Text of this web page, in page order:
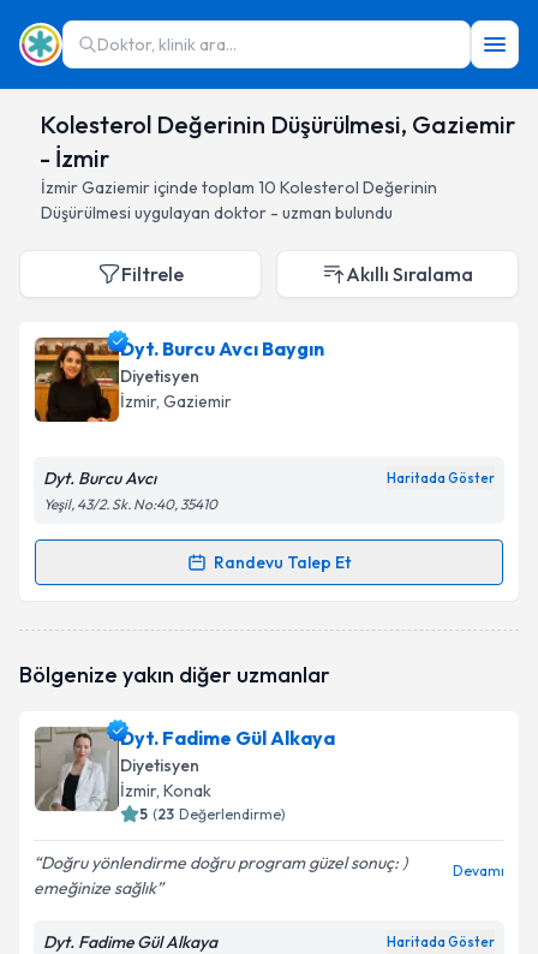
Doktor, klinik ara...
Kolesterol Değerinin Düşürülmesi, Gaziemir
- İzmir
İzmirGaziemiriçinde toplam 10 Kolesterol Değerinin
Düşürülmesi uygulayan doktor - uzman bulundu
Filtrele Akıllı Sıralama
Dyt. Burcu Avcı Baygın
Diyetisyen
İzmir, Gaziemir
Dyt. Burcu Avcı Haritada Göster
Yeşil, 43/2. Sk. No:40, 35410
Randevu Talep Et
Randevu Takvimi Talebi
oluşturun. Size bu uzmandan randevu almanız için bir
E-posta Adresiniz
Kişisel verilerimin işlenmesine ilişkinAydınlatma
Metni'ni okudum ve kişisel verilerimin belirtilen
Bölgenize yakın diğer uzmanlar
Dyt. Fadime Gül Alkaya
Diyetisyen
İzmir, Konak
5 (23 Değerlendirme)
Doğru yönlendirme doğru program güzel sonuç: )
emeğinize sağlık
Devamı
Dyt. Fadime Gül Alkaya Haritada Göster